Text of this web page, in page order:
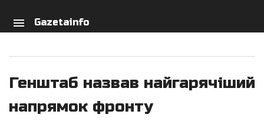
menu Gazetainfo
Генштаб назвав найгарячіший
напрямок фронту